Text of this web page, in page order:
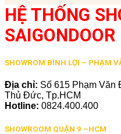
HỆ THỐNG
SAIGONDOOR
SHOWROM BÌNH LỢI – PHẠM
Địa chỉ: Số 615 Phạm Văn
Thủ Đức, Tp.HCM
Hotline: 0824.400.400
SHOWROOM QUẬN 9 –HCM